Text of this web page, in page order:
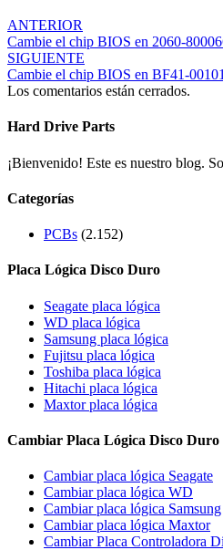
ANTERIOR
Cambie el chip BIOS en 2060-
SIGUIENTE
Cambie el chip BIOS en BF41-
Los comentarios están cerrados.
Hard Drive Parts
¡Bienvenido! Este es nuestro blog.
Categorías
PCBs (2.152)
Placa Lógica Disco Duro
Seagate placa lógica
WD placa lógica
Samsung placa lógica
Fujitsu placa lógica
Toshiba placa lógica
Hitachi placa lógica
Maxtor placa lógica
Cambiar Placa Lógica Disco Duro
Cambiar placa lógica Seagate
Cambiar placa lógica WD
Cambiar placa lógica Samsung
Cambiar placa lógica Maxtor
Cambiar Placa Controladora